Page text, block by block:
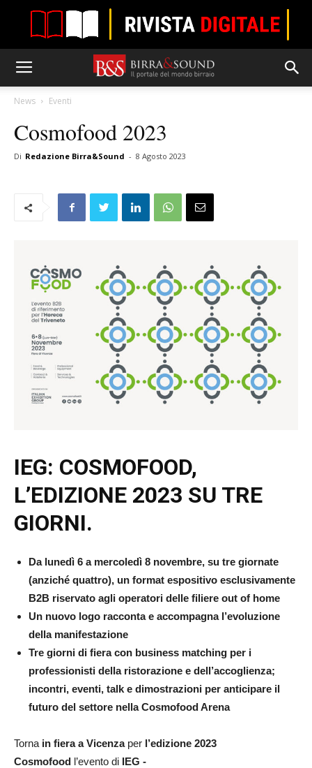
News Eventi
Cosmofood 2023
Di Redazione Birra&Sound - 8 Agosto 2023
IEG: COSMOFOOD,
L’EDIZIONE 2023 SU TRE
GIORNI.
Da lunedì 6 a mercoledì 8 novembre, su tre giornate
(anziché quattro), un format espositivo esclusivamente
B2B riservato agli operatori delle filiere out of home
Un nuovo logo racconta e accompagna l’evoluzione
della manifestazione
Tre giorni di fiera con business matching per i
professionisti della ristorazione e dell’accoglienza;
incontri, eventi, talk e dimostrazioni per anticipare il
futuro del settore nella Cosmofood Arena
Torna in fiera a Vicenzaper l’edizione 2023
Cosmofood l’evento di IEG -